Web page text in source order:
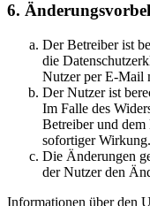
6.
Der Betreiber ist
die
Nutzer per E-Mail
Der Nutzer ist
Im Falle des
Betreiber und dem
sofortiger Wirkung.
Die Änderungen
der Nutzer den
Informationen über den